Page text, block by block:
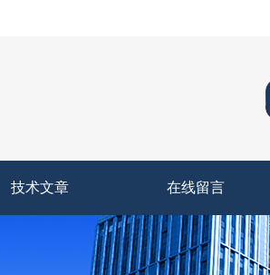
技术文章 在线留言